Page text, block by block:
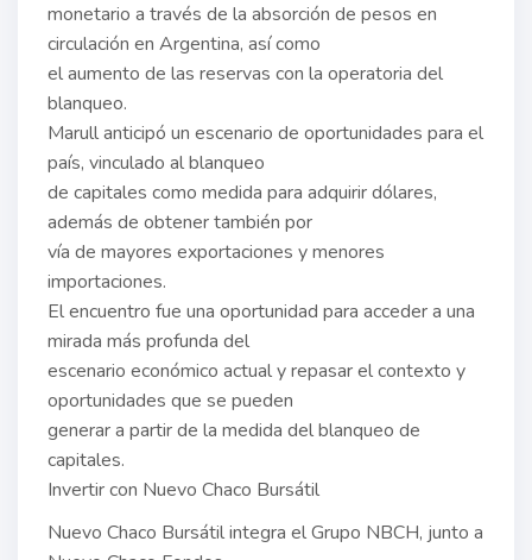
monetario a través de la absorción de pesos en
circulación en Argentina, así como
el aumento de las reservas con la operatoria del
blanqueo.
Marull anticipó un escenario de oportunidades para el
país, vinculado al blanqueo
de capitales como medida para adquirir dólares,
además de obtener también por
vía de mayores exportaciones y menores
importaciones.
El encuentro fue una oportunidad para acceder a una
mirada más profunda del
escenario económico actual y repasar el contexto y
oportunidades que se pueden
generar a partir de la medida del blanqueo de
capitales.
Invertir con Nuevo Chaco Bursátil
Nuevo Chaco Bursátil integra el Grupo NBCH, junto a